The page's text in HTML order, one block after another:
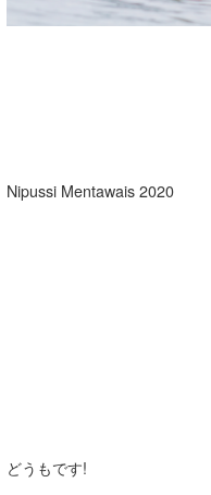
Nipussi Mentawais 2020
どうもです!
千葉南
VOTE!
mitsuteru Kamio
SURFMEDIA
波伝説アンバサダー/プロ